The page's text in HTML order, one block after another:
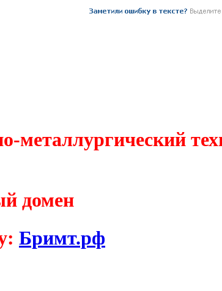
металлургический
домен
Бримт.рф